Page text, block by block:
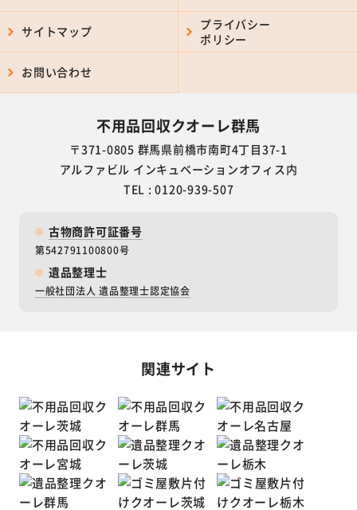
サイトマップ
プライバシー
ポリシー
お問い合わせ
不用品回収クオーレ群馬
〒371-0805 群馬県前橋市南町4丁目37-1
アルファビル インキュベーションオフィス内
TEL : 0120-939-507
古物商許可証番号
第542791100800号
遺品整理士
一般社団法人 遺品整理士認定協会
関連サイト